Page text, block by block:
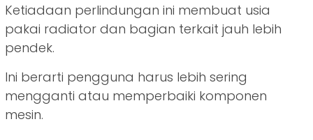
Ketiadaan perlindungan ini membuat usia
pakai radiator dan bagian terkait jauh lebih
pendek.
Ini berarti pengguna harus lebih sering
mengganti atau memperbaiki komponen
mesin.